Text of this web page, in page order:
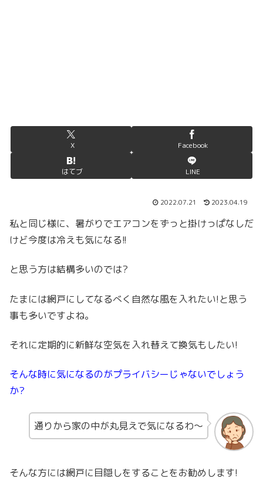
X Facebook
はてブ LINE
2022.07.21 2023.04.19
私と同じ様に、暑がりでエアコンをずっと掛けっぱなしだ
けど今度は冷えも気になる!!
と思う方は結構多いのでは?
たまには網戸にしてなるべく自然な風を入れたい!と思う
事も多いですよね。
それに定期的に新鮮な空気を入れ替えて換気もしたい!
そんな時に気になるのがプライバシーじゃないでしょう
か?
通りから家の中が丸見えで気になるわ～
そんな方には網戸に目隠しをすることをお勧めします!